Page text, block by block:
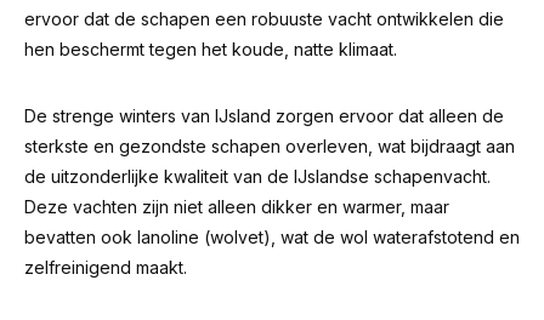
ervoor dat de schapen een robuuste vacht ontwikkelen die
hen beschermt tegen het koude, natte klimaat.
De strenge winters van IJsland zorgen ervoor dat alleen de
sterkste en gezondste schapen overleven, wat bijdraagt aan
de uitzonderlijke kwaliteit van de IJslandse schapenvacht.
Deze vachten zijn niet alleen dikker en warmer, maar
bevatten ook lanoline (wolvet), wat de wol waterafstotend en
zelfreinigend maakt.